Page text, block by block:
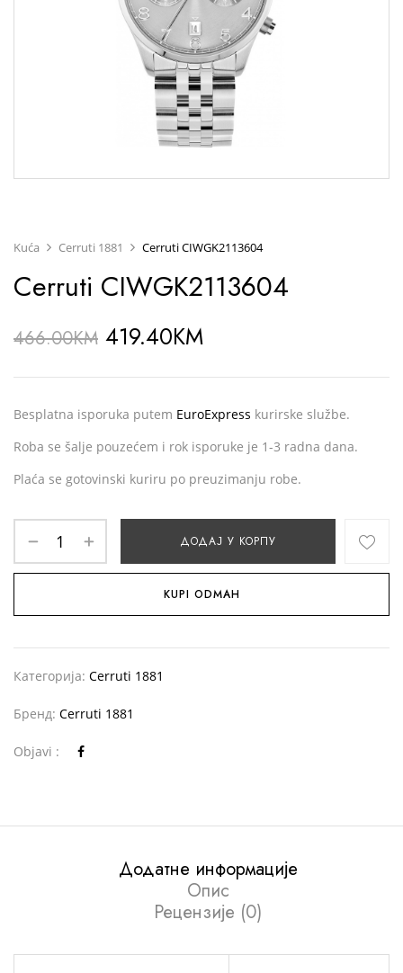
Kuća Cerruti 1881 Cerruti CIWGK2113604
Cerruti CIWGK2113604
466.00KM 419.40KM
Besplatna isporuka putem EuroExpress kurirske službe.
Roba se šalje pouzećem i rok isporuke je 1-3 radna dana.
Plaća se gotovinski kuriru po preuzimanju robe.
ДОДАЈ У КОРПУ
KUPI ODMAH
Категорија: Cerruti 1881
Бренд: Cerruti 1881
Objavi :
Додатне информације
Опис
Рецензије (0)